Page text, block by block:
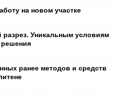
на новом участке
Уникальным условиям
ранее методов и средств